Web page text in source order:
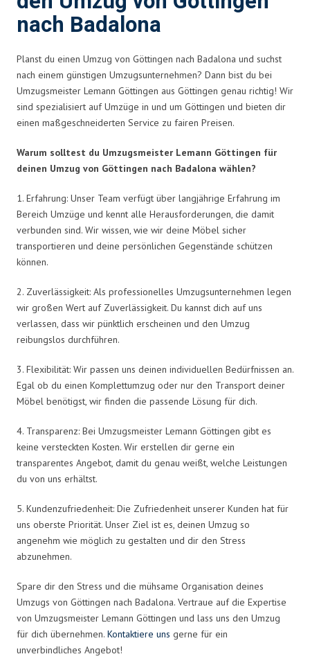
nach Badalona
Planst du einen Umzug von Göttingen nach Badalona und suchst
nach einem günstigen Umzugsunternehmen? Dann bist du bei
Umzugsmeister Lemann Göttingen aus Göttingen genau richtig! Wir
sind spezialisiert auf Umzüge in und um Göttingen und bieten dir
einen maßgeschneiderten Service zu fairen Preisen.
Warum solltest du Umzugsmeister Lemann Göttingen für
deinen Umzug von Göttingen nach Badalona wählen?
1. Erfahrung: Unser Team verfügt über langjährige Erfahrung im
Bereich Umzüge und kennt alle Herausforderungen, die damit
verbunden sind. Wir wissen, wie wir deine Möbel sicher
transportieren und deine persönlichen Gegenstände schützen
können.
2. Zuverlässigkeit: Als professionelles Umzugsunternehmen legen
wir großen Wert auf Zuverlässigkeit. Du kannst dich auf uns
verlassen, dass wir pünktlich erscheinen und den Umzug
reibungslos durchführen.
3. Flexibilität: Wir passen uns deinen individuellen Bedürfnissen an.
Egal ob du einen Komplettumzug oder nur den Transport deiner
Möbel benötigst, wir finden die passende Lösung für dich.
4. Transparenz: Bei Umzugsmeister Lemann Göttingen gibt es
keine versteckten Kosten. Wir erstellen dir gerne ein
transparentes Angebot, damit du genau weißt, welche Leistungen
du von uns erhältst.
5. Kundenzufriedenheit: Die Zufriedenheit unserer Kunden hat für
uns oberste Priorität. Unser Ziel ist es, deinen Umzug so
angenehm wie möglich zu gestalten und dir den Stress
abzunehmen.
Spare dir den Stress und die mühsame Organisation deines
Umzugs von Göttingen nach Badalona. Vertraue auf die Expertise
von Umzugsmeister Lemann Göttingen und lass uns den Umzug
für dich übernehmen. Kontaktiere uns gerne für ein
unverbindliches Angebot!